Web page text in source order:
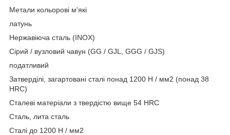
Метали кольорові м'які
латунь
Нержавіюча сталь (INOX)
Сірий / вузловий чавун (GG / GJL, GGG / GJS)
податливий
Затверділі, загартовані сталі понад 1200 Н / мм2 (понад 38
HRC)
Сталеві матеріали з твердістю вище 54 HRC
Сталь, лита сталь
Сталі до 1200 Н / мм2